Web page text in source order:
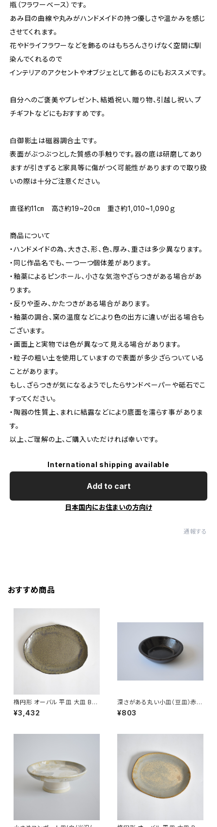
瓶（フラワーベース）です。
あみ目の曲線や丸みがハンドメイドの持つ優しさや温かみを感じ
させてくれます。
花やドライフラワーなどを飾るのはもちろんさりげなく空間に馴
染んでくれるので
インテリアのアクセントやオブジェとして飾るのにもおススメです。
自分へのご褒美やプレゼント、結婚祝い、贈り物、引越し祝い、プ
チギフトなどにもおすすめです。
白御影土は磁器調合土です。
表面がぶつぶつとした質感の手触りです。器の底は研磨してあり
ますが引きずると家具等に傷がつく可能性がありますので取り扱
いの際は十分ご注意ください。
直径約11㎝ 高さ約19~20㎝ 重さ約1,010~1,090ｇ
商品について
・ハンドメイドの為、大きさ、形、色、厚み、重さは多少異なります。
・同じ作品名でも、一つ一つ個体差があります。
・釉薬によるピンホール、小さな気泡やざらつきがある場合があ
ります。
・反りや歪み、かたつきがある場合があります。
・釉薬の調合、窯の温度などにより色の出方に違いが出る場合も
ございます。
・画面上と実物では色が異なって見える場合があります。
・粒子の粗い土を使用していますので表面が多少ざらついている
ことがあります。
もし、ざらつきが気になるようでしたらサンドペーパーや砥石でこ
すってください。
・陶器の性質上、まれに結露などにより底面を濡らす事がありま
す。
以上、ご理解の上、ご購入いただければ幸いです。
International shipping available
Add to cart
日本国内にお住まいの方向け
通報する
おすすめ商品
楕円形 オーバル 平皿 大皿 BS
P088
¥3,432
深さがある丸い小皿（豆皿）赤土
×錆釉
¥803